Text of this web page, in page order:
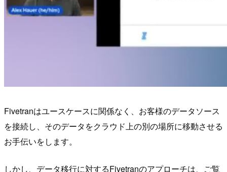
Fivetranはユースケースに関係なく、お客様のデータソース
を接続し、そのデータをクラウド上の別の場所に移動させる
お手伝いをします。
しかし、データ移行に対するFivetranのアプローチは、ご覧